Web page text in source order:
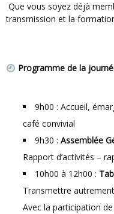
Que vous soyez déjà
transmission et la
Programme de la
9h00 : Accueil,
café convivial
9h30 : Assemblée
Rapport d’activités –
10h00 à 12h00 :
Transmettre
Avec la participation de